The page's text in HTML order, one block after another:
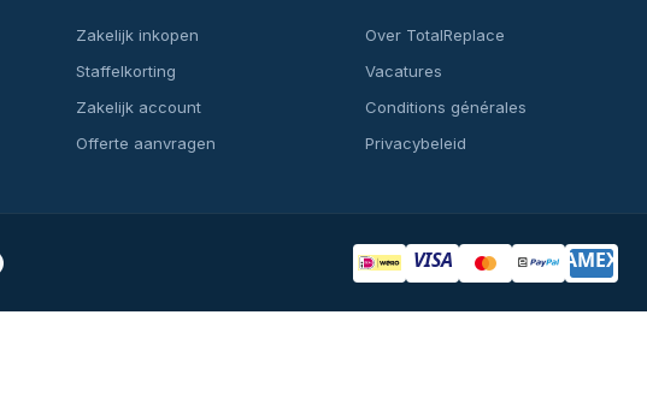
Zakelijk inkopen
Staffelkorting
Zakelijk account
Offerte aanvragen
Over TotalReplace
Vacatures
Conditions générales
Privacybeleid
VISA AMEX